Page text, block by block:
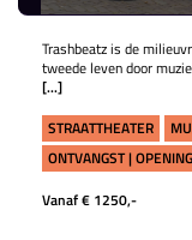
Trashbeatz is de
tweede leven door
[...]
STRAATTHEATER
ONTVANGST |
Vanaf € 1250,-